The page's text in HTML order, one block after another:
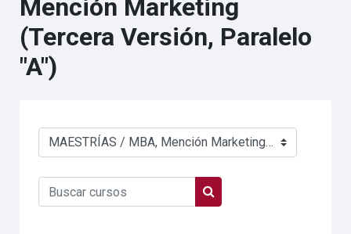
Mención Marketing
(Tercera Versión, Paralelo
"A")
Categorías
Buscar cursos
Buscar cursos